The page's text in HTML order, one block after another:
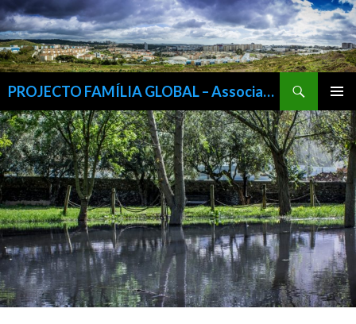
PROJECTO FAMÍLIA GLOBAL – Associação Para a Inserção Sócio-Cultural e Profissional da Família, IPSS
MENU
PARA
O
CONTEÚDO